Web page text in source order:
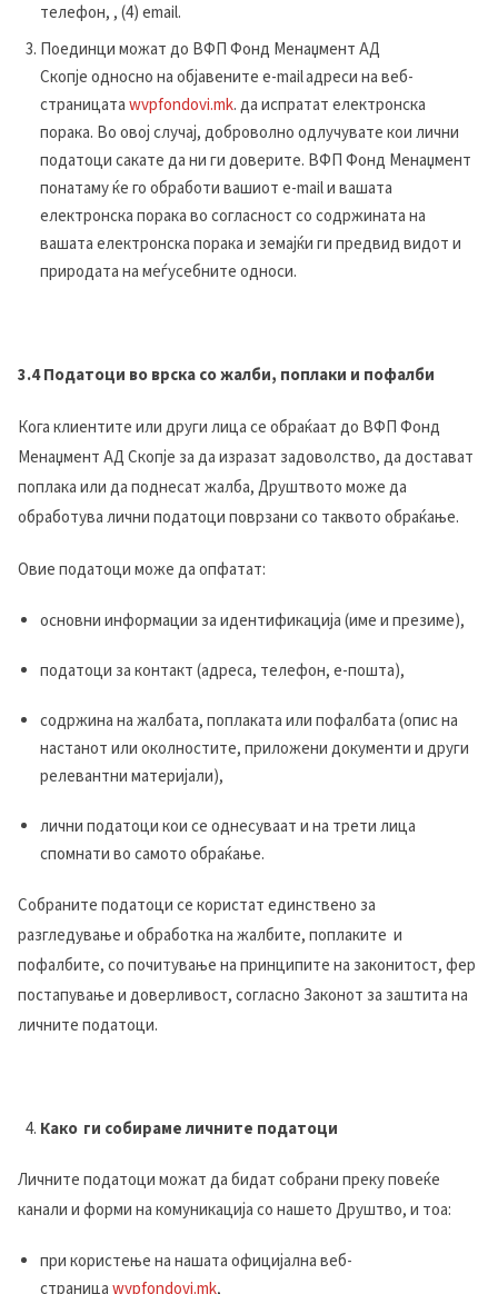
телефон, , (4) email.
Поединци можат до ВФП Фонд Менаџмент АД
Скопје односно на објавените е-mail адреси на веб-
страницатаwvpfondovi.mk. да испратат електронска
порака. Во овој случај, доброволно одлучувате кои лични
податоци сакате да ни ги доверите. ВФП Фонд Менаџмент
понатаму ќе го обработи вашиот e-mail и вашата
електронска порака во согласност со содржината на
вашата електронска порака и земајќи ги предвид видот и
природата на меѓусебните односи.
3.4 Податоци во врска со жалби, поплаки и пофалби
Кога клиентите или други лица се обраќаат до ВФП Фонд
Менаџмент АД Скопје за да изразат задоволство, да достават
поплака или да поднесат жалба, Друштвото може да
обработува лични податоци поврзани со таквото обраќање.
Овие податоци може да опфатат:
основни информации за идентификација (име и презиме),
податоци за контакт (адреса, телефон, е-пошта),
содржина на жалбата, поплаката или пофалбата (опис на
настанот или околностите, приложени документи и други
релевантни материјали),
лични податоци кои се однесуваат и на трети лица
спомнати во самото обраќање.
Собраните податоци се користат единствено за
разгледување и обработка на жалбите, поплаките и
пофалбите, со почитување на принципите на законитост, фер
постапување и доверливост, согласно Законот за заштита на
личните податоци.
Како ги собираме личните податоци
Личните податоци можат да бидат собрани преку повеќе
канали и форми на комуникација со нашето Друштво, и тоа:
при користење на нашата официјална веб-
страницаwvpfondovi.mk,